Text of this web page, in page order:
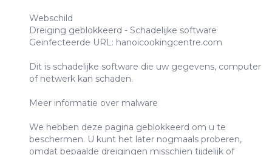
Webschild
Dreiging geblokkeerd - Schadelijke software
Geïnfecteerde URL: hanoicookingcentre.com
Dit is schadelijke software die uw gegevens, computer
of netwerk kan schaden.
Meer informatie over malware
We hebben deze pagina geblokkeerd om u te
beschermen. U kunt het later nogmaals proberen,
omdat bepaalde dreigingen misschien tijdelijk of